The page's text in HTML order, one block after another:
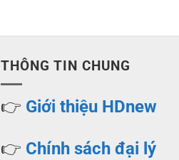
THÔNG TIN CHUNG
👉 Giới thiệu HDnew
👉 Chính sách đại lý